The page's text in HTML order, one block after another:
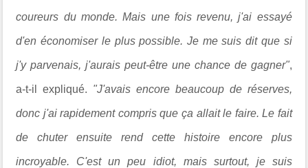
coureurs du monde. Mais une fois revenu, j'ai essayé
d'en économiser le plus possible. Je me suis dit que si
j'y parvenais, j'aurais peut-être une chance de gagner",
a-t-il expliqué. "J'avais encore beaucoup de réserves,
donc j'ai rapidement compris que ça allait le faire. Le fait
de chuter ensuite rend cette histoire encore plus
incroyable. C'est un peu idiot, mais surtout, je suis